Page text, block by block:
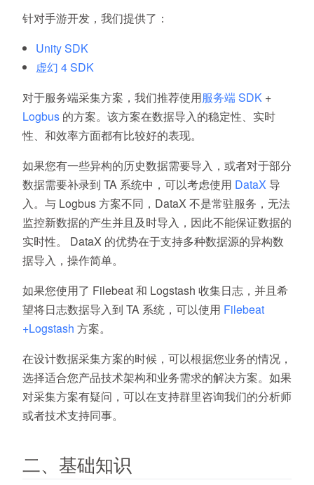
针对手游开发，我们提供了：
Unity SDK
虚幻 4 SDK
对于服务端采集方案，我们推荐使用服务端 SDK +
Logbus 的方案。该方案在数据导入的稳定性、实时
性、和效率方面都有比较好的表现。
如果您有一些异构的历史数据需要导入，或者对于部分
数据需要补录到 TA 系统中，可以考虑使用 DataX 导
入。与 Logbus 方案不同，DataX 不是常驻服务，无法
监控新数据的产生并且及时导入，因此不能保证数据的
实时性。 DataX 的优势在于支持多种数据源的异构数
据导入，操作简单。
如果您使用了 Filebeat 和 Logstash 收集日志，并且希
望将日志数据导入到 TA 系统，可以使用 Filebeat
+Logstash 方案。
在设计数据采集方案的时候，可以根据您业务的情况，
选择适合您产品技术架构和业务需求的解决方案。如果
对采集方案有疑问，可以在支持群里咨询我们的分析师
或者技术支持同事。
二、基础知识